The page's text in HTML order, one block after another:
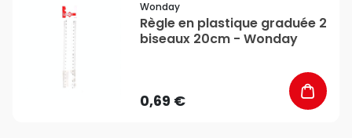
Wonday
Règle en plastique graduée 2
biseaux 20cm - Wonday
0,69 €